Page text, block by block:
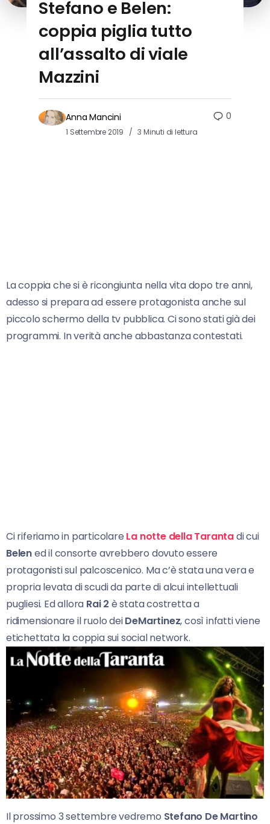
Stefano e Belen:
coppia piglia tutto
all’assalto di viale
Mazzini
Anna Mancini
1 Settembre 2019 3 Minuti di lettura
0
La coppia che si è ricongiunta nella vita dopo tre anni,
adesso si prepara ad essere protagonista anche sul
piccolo schermo della tv pubblica. Ci sono stati già dei
programmi. In verità anche abbastanza contestati.
Ci riferiamo in particolare La notte della Tarantadi cui
Belened il consorte avrebbero dovuto essere
protagonisti sul palcoscenico. Ma c’è stata una vera e
propria levata di scudi da parte di alcui intellettuali
pugliesi. Ed allora Rai 2 è stata costretta a
ridimensionare il ruolo deiDeMartinez, così infatti viene
etichettata la coppia sui social network.
Il prossimo 3 settembre vedremo Stefano De Martino